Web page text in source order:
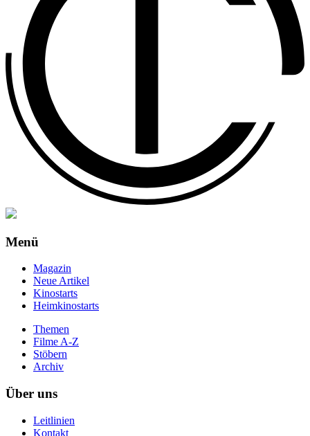
Menü
Magazin
Neue Artikel
Kinostarts
Heimkinostarts
Themen
Filme A-Z
Stöbern
Archiv
Über uns
Leitlinien
Kontakt